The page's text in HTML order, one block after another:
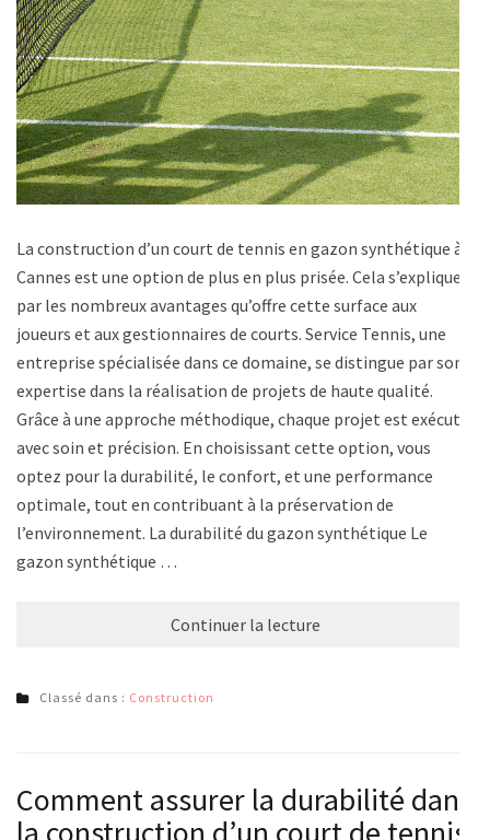
La construction d’un court de tennis en gazon synthétique à
Cannes est une option de plus en plus prisée. Cela s’explique
par les nombreux avantages qu’offre cette surface aux
joueurs et aux gestionnaires de courts. Service Tennis, une
entreprise spécialisée dans ce domaine, se distingue par son
expertise dans la réalisation de projets de haute qualité.
Grâce à une approche méthodique, chaque projet est exécuté
avec soin et précision. En choisissant cette option, vous
optez pour la durabilité, le confort, et une performance
optimale, tout en contribuant à la préservation de
l’environnement. La durabilité du gazon synthétique Le
gazon synthétique …
Continuer la lecture
Classé dans : Construction
Comment assurer la durabilité dans
la construction d’un court de tennis